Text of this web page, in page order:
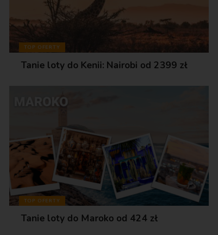
TOP OFERTY
Tanie loty do Kenii: Nairobi od 2399 zł
TOP OFERTY
Tanie loty do Maroko od 424 zł